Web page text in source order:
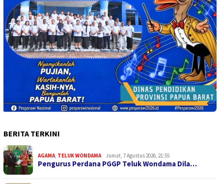
BERITA TERKINI
AGAMA TELUK WONDAMA Jumat, 7 Agustus 2026, 21:55
Pengurus Perdana PGGP Teluk Wondama Dila…